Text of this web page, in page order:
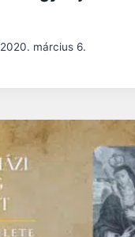
2020. március 6.